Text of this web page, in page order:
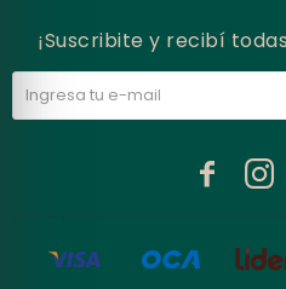
¡Suscribite y recibí
 